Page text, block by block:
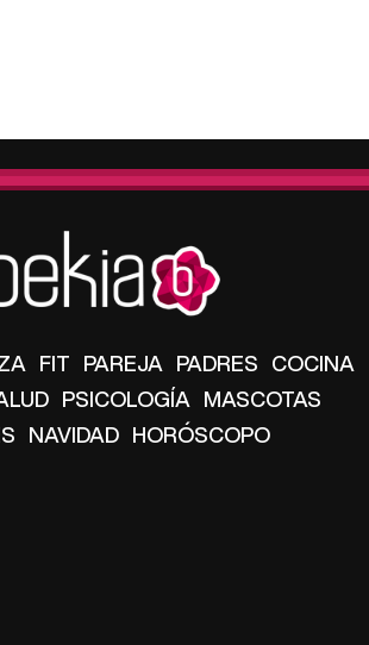
FIT PAREJA PADRES COCINA
PSICOLOGÍA MASCOTAS
NAVIDAD HORÓSCOPO